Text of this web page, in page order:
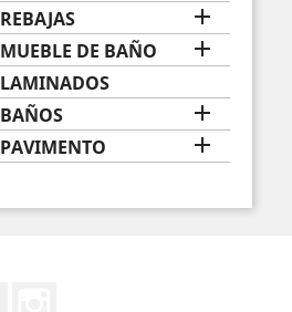
REBAJAS 
MUEBLE DE BAÑO 
LAMINADOS
BAÑOS

PAVIMENTO 